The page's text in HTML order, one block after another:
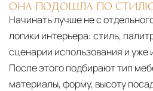
ОНА ПОДОШЛА ПО СТИЛЮ
Начинать лучше не с
логики интерьера: стиль,
сценарии использования и
После этого подбирают тип
материалы, форму, высоту